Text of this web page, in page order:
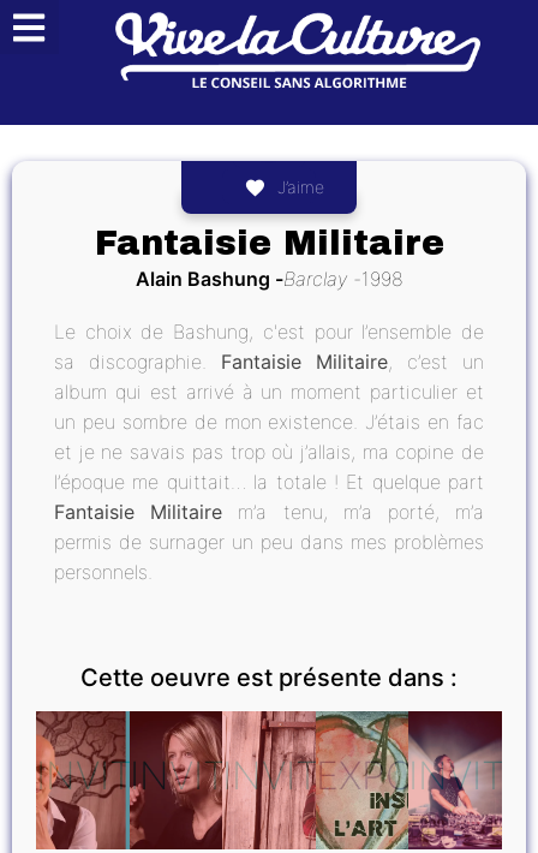
J’aime
Fantaisie Militaire
Alain Bashung Barclay 1998
Le choix de Bashung, c'est pour l’ensemble de
sa discographie. Fantaisie Militaire, c’est un
album qui est arrivé à un moment particulier et
un peu sombre de mon existence. J’étais en fac
et je ne savais pas trop où j’allais, ma copine de
l’époque me quittait… la totale ! Et quelque part
Fantaisie Militaire m’a tenu, m’a porté, m’a
permis de surnager un peu dans mes problèmes
personnels.
Cette oeuvre est présente dans :
INVITÉINVITÉINVITÉ INVITÉ